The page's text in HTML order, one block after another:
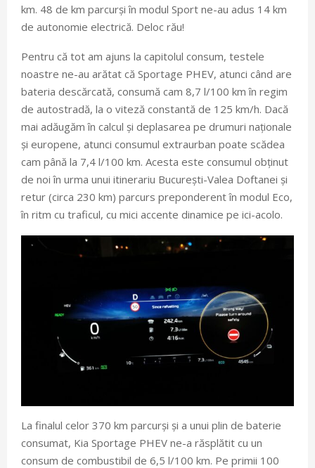
km. 48 de km parcurși în modul Sport ne-au adus 14 km
de autonomie electrică. Deloc rău!
Pentru că tot am ajuns la capitolul consum, testele
noastre ne-au arătat că Sportage PHEV, atunci când are
bateria descărcată, consumă cam 8,7 l/100 km în regim
de autostradă, la o viteză constantă de 125 km/h. Dacă
mai adăugăm în calcul și deplasarea pe drumuri naționale
și europene, atunci consumul extraurban poate scădea
cam până la 7,4 l/100 km. Acesta este consumul obținut
de noi în urma unui itinerariu București-Valea Doftanei și
retur (circa 230 km) parcurs preponderent în modul Eco,
în ritm cu traficul, cu mici accente dinamice pe ici-acolo.
La finalul celor 370 km parcurși și a unui plin de baterie
consumat, Kia Sportage PHEV ne-a răsplătit cu un
consum de combustibil de 6,5 l/100 km. Pe primii 100